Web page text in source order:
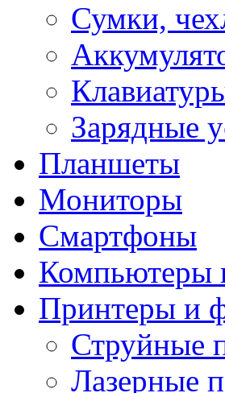
Сумки,
Зарядные
Планшеты
Мониторы
Смартфоны
Компьютеры
Принтеры и
Струйные
Лазерные